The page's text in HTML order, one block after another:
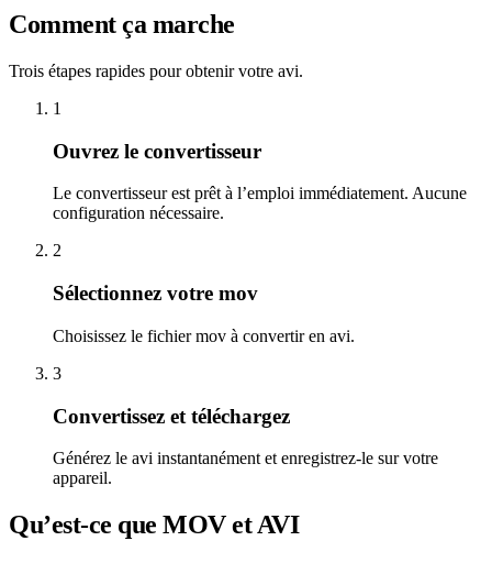
Comment ça marche
Trois étapes rapides pour obtenir votre avi.
1
Ouvrez le convertisseur
Le convertisseur est prêt à l’emploi immédiatement. Aucune
configuration nécessaire.
2
Sélectionnez votre mov
Choisissez le fichier mov à convertir en avi.
3
Convertissez et téléchargez
Générez le avi instantanément et enregistrez-le sur votre
appareil.
Qu’est-ce que MOV et AVI